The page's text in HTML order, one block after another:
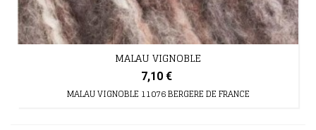
MALAU VIGNOBLE
7,10 €
MALAU VIGNOBLE 11076 BERGERE DE FRANCE